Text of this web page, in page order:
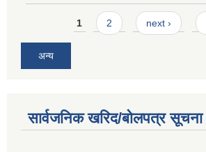
Pages1 2 next ›
अन्य
सार्वजनिक खरिद/बोलपत्र सूचना